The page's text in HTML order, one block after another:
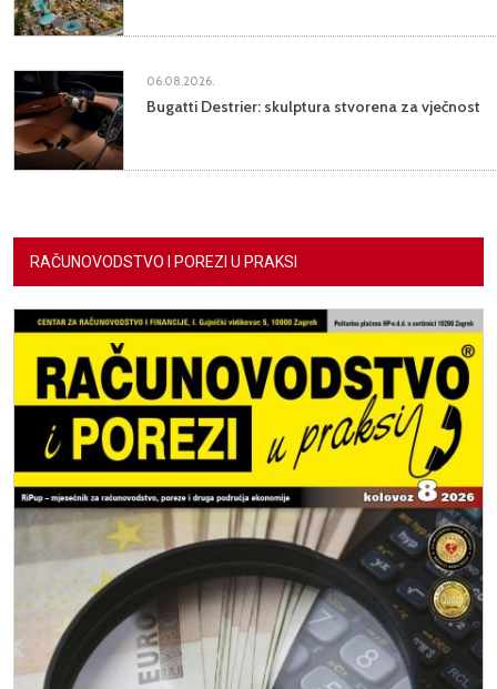
06.08.2026.
Bugatti Destrier: skulptura stvorena za vječnost
RAČUNOVODSTVO I POREZI U PRAKSI